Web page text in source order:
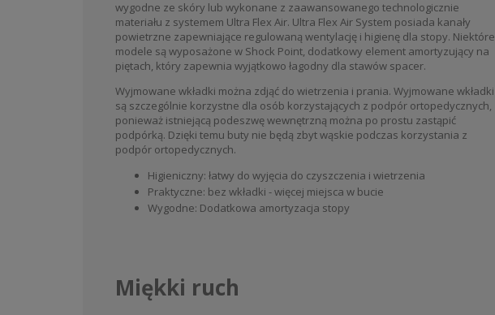
wygodne ze skóry lub wykonane z zaawansowanego technologicznie
materiału z systemem Ultra Flex Air. Ultra Flex Air System posiada kanały
powietrzne zapewniające regulowaną wentylację i higienę dla stopy. Niektóre
modele są wyposażone w Shock Point, dodatkowy element amortyzujący na
piętach, który zapewnia wyjątkowo łagodny dla stawów spacer.
Wyjmowane wkładki można zdjąć do wietrzenia i prania. Wyjmowane wkładki
są szczególnie korzystne dla osób korzystających z podpór ortopedycznych,
ponieważ istniejącą podeszwę wewnętrzną można po prostu zastąpić
podpórką. Dzięki temu buty nie będą zbyt wąskie podczas korzystania z
podpór ortopedycznych.
Higieniczny: łatwy do wyjęcia do czyszczenia i wietrzenia
Praktyczne: bez wkładki - więcej miejsca w bucie
Wygodne: Dodatkowa amortyzacja stopy
Miękki ruch